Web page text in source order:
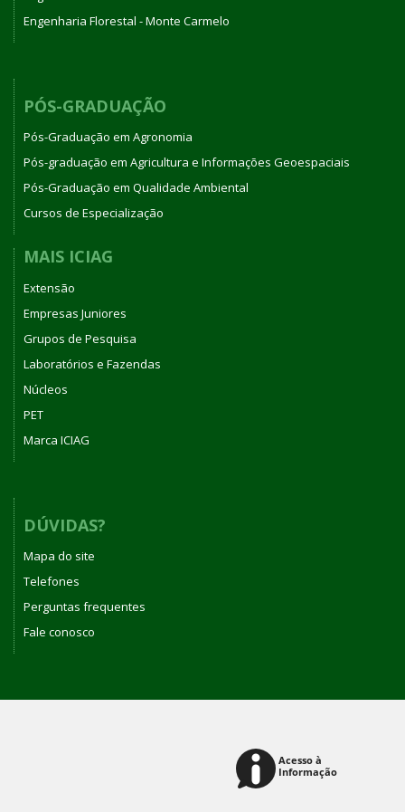
Engenharia Florestal - Monte Carmelo
PÓS-GRADUAÇÃO
Pós-Graduação em Agronomia
Pós-graduação em Agricultura e Informações Geoespaciais
Pós-Graduação em Qualidade Ambiental
Cursos de Especialização
MAIS ICIAG
Extensão
Empresas Juniores
Grupos de Pesquisa
Laboratórios e Fazendas
Núcleos
PET
Marca ICIAG
DÚVIDAS?
Mapa do site
Telefones
Perguntas frequentes
Fale conosco